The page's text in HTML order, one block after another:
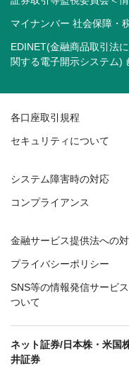
マイナンバー 社会保障・
EDINET(金融商品取引法
関する電子開示システム)
各口座取引規程
セキュリティについて
システム障害時の対応
コンプライアンス
金融サービス提供法への
プライバシーポリシー
SNS等の情報発信サービ
ついて
ネット証券/日本株・米国
井証券